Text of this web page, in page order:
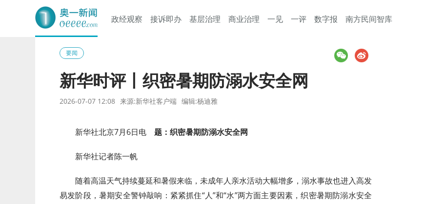
奥一网
政经观察 接诉即办 基层治理 商业治理 一见 一评 数字报 南方民间智库
要闻
新华时评丨织密暑期防溺水安全网
2026-07-07 12:08 来源:新华社客户端 编辑:杨迪雅
新华社北京7月6日电 题：织密暑期防溺水安全网
新华社记者陈一帆
随着高温天气持续蔓延和暑假来临，未成年人亲水活动大幅增多，溺水事故也进入高发
易发阶段，暑期安全警钟敲响：紧紧抓住“人”和“水”两方面主要因素，织密暑期防溺水安全